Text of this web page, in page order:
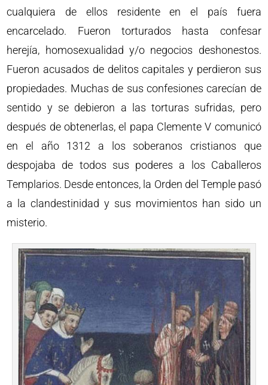
cualquiera de ellos residente en el país fuera
encarcelado. Fueron torturados hasta confesar
herejía, homosexualidad y/o negocios deshonestos.
Fueron acusados de delitos capitales y perdieron sus
propiedades. Muchas de sus confesiones carecían de
sentido y se debieron a las torturas sufridas, pero
después de obtenerlas, el papa Clemente V comunicó
en el año 1312 a los soberanos cristianos que
despojaba de todos sus poderes a los Caballeros
Templarios. Desde entonces, la Orden del Temple pasó
a la clandestinidad y sus movimientos han sido un
misterio.